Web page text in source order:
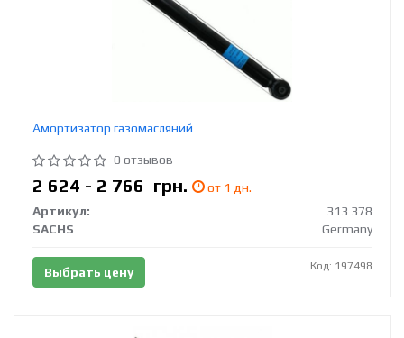
Амортизатор газомасляний
0 отзывов
2 624 - 2 766 грн.
от 1 дн.
Артикул:
313 378
SACHS
Germany
Выбрать цену Код: 197498